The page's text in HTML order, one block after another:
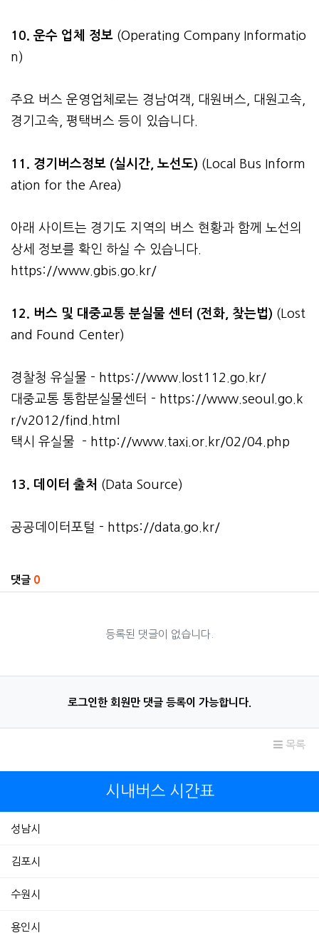
10. 운수 업체 정보 (Operating Company Informatio
n)
주요 버스 운영업체로는 경남여객, 대원버스, 대원고속,
경기고속, 평택버스 등이 있습니다.
11. 경기버스정보 (실시간, 노선도) (Local Bus Inform
ation for the Area)
아래 사이트는 경기도 지역의 버스 현황과 함께 노선의
상세 정보를 확인 하실 수 있습니다.
https://www.gbis.go.kr/
12. 버스 및 대중교통 분실물 센터 (전화, 찾는법) (Lost
and Found Center)
경찰청 유실물 - https://www.lost112.go.kr/
대중교통 통합분실물센터 - https://www.seoul.go.k
r/v2012/find.html
택시 유실물 - http://www.taxi.or.kr/02/04.php
13. 데이터 출처 (Data Source)
공공데이터포털 - https://data.go.kr/
댓글 0
등록된 댓글이 없습니다.
로그인한 회원만 댓글 등록이 가능합니다.
목록
시내버스 시간표
성남시
김포시
수원시
용인시